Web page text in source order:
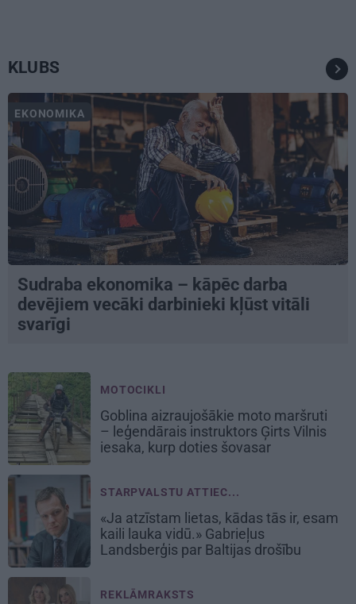
KLUBS
EKONOMIKA
Sudraba ekonomika – kāpēc darba
devējiem vecāki darbinieki kļūst vitāli
svarīgi
MOTOCIKLI
Goblina aizraujošākie moto maršruti
– leģendārais instruktors Ģirts Vilnis
iesaka, kurp doties šovasar
STARPVALSTU ATTIEC...
«Ja atzīstam lietas, kādas tās ir, esam
kaili lauka vidū.» Gabrieļus
Landsberģis par Baltijas drošību
REKLĀMRAKSTS